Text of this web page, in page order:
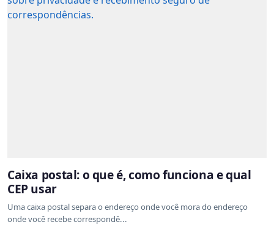
Caixa postal: o que é, como funciona e qual
CEP usar
Uma caixa postal separa o endereço onde você mora do endereço
onde você recebe correspondê...